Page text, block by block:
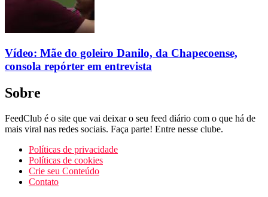
Vídeo: Mãe do goleiro Danilo, da Chapecoense,
consola repórter em entrevista
Sobre
FeedClub é o site que vai deixar o seu feed diário com o que há de
mais viral nas redes sociais. Faça parte! Entre nesse clube.
Políticas de privacidade
Políticas de cookies
Crie seu Conteúdo
Contato